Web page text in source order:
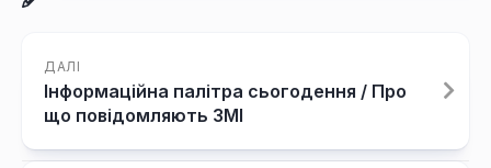
ДАЛІ
Інформаційна палітра сьогодення / Про
що повідомляють ЗМІ